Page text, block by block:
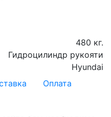
480 кг.
Гидроцилиндр рукояти
Hyundai
Оплата